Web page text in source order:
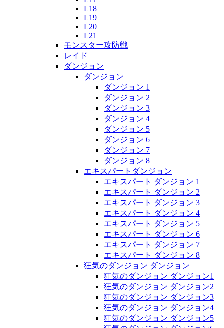
L18
L19
L20
L21
モンスター攻防戦
レイド
ダンジョン
ダンジョン
ダンジョン 1
ダンジョン 2
ダンジョン 3
ダンジョン 4
ダンジョン 5
ダンジョン 6
ダンジョン 7
ダンジョン 8
エキスパートダンジョン
エキスパート ダンジョン 1
エキスパート ダンジョン 2
エキスパート ダンジョン 3
エキスパート ダンジョン 4
エキスパート ダンジョン 5
エキスパート ダンジョン 6
エキスパート ダンジョン 7
エキスパート ダンジョン 8
狂気のダンジョン ダンジョン
狂気のダンジョン ダンジョン1
狂気のダンジョン ダンジョン2
狂気のダンジョン ダンジョン3
狂気のダンジョン ダンジョン4
狂気のダンジョン ダンジョン5